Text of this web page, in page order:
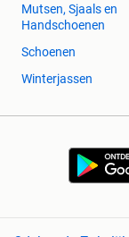
Mutsen, Sjaals en
Handschoenen
Schoenen
Winterjassen